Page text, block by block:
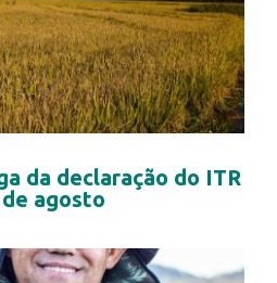
da declaração do ITR
agosto